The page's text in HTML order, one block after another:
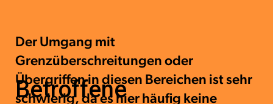
Betroffene
Der Umgang mit
Grenzüberschreitungen oder
Übergriffen in diesen Bereichen ist sehr
schwierig, da es hier häufig keine